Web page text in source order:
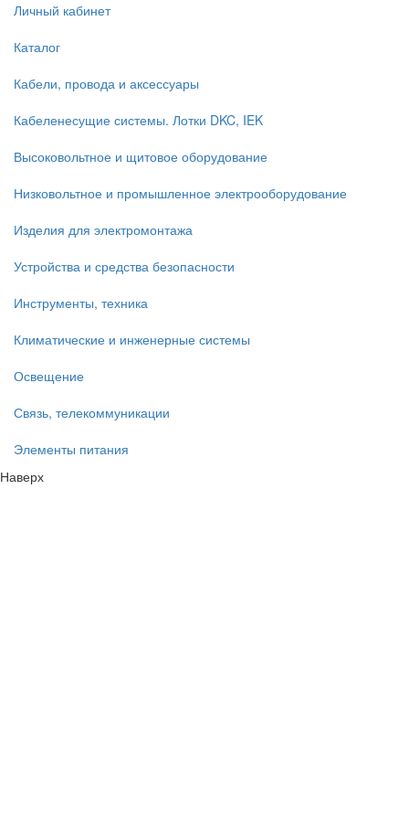
Личный кабинет
Каталог
Кабели, провода и аксессуары
Кабеленесущие системы. Лотки DKC, IEK
Высоковольтное и щитовое оборудование
Низковольтное и промышленное электрооборудование
Изделия для электромонтажа
Устройства и средства безопасности
Инструменты, техника
Климатические и инженерные системы
Освещение
Связь, телекоммуникации
Элементы питания
Наверх